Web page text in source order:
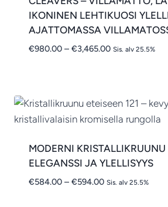
IKONINEN LEHTIKUOSI
AJATTOMASSA
€980.00 – €3,465.00Hintaluokka:
Sis. alv 25.5%
MODERNI
ELEGANSSI JA YLELLISYYS
€584.00 – €594.00Hintaluokka:
Sis. alv 25.5%